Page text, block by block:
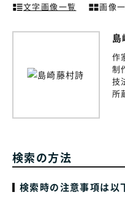
文字画像一覧 画像
島
作
制
技
所
検索の方法
検索時の注意事項は以